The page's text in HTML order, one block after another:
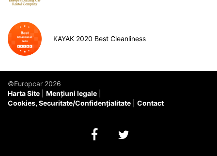
KAYAK 2020 Best Cleanliness
©Europcar 2026
Harta Site
Mențiuni legale
Cookies, Securitate/Confidențialitate
Contact